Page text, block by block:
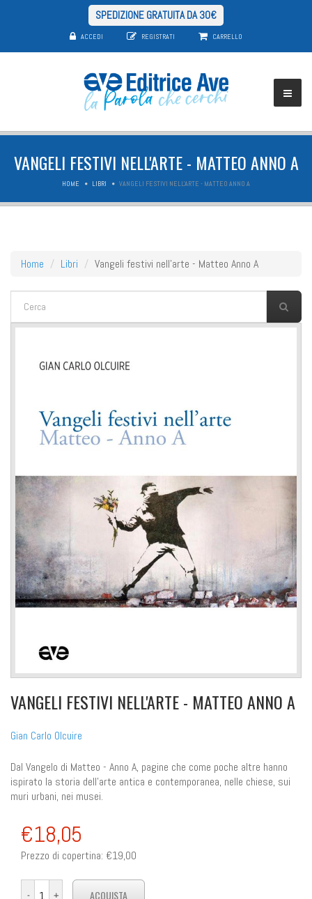
SPEDIZIONE GRATUITA DA 30€
ACCEDI REGISTRATI CARRELLO
VANGELI FESTIVI NELL'ARTE - MATTEO ANNO A
HOME LIBRI VANGELI FESTIVI NELL'ARTE - MATTEO ANNO A
Home Libri Vangeli festivi nell'arte - Matteo Anno A
FORM DI RICERCA
VANGELI FESTIVI NELL'ARTE - MATTEO ANNO A
Gian Carlo Olcuire
Dal Vangelo di Matteo - Anno A, pagine che come poche altre hanno
ispirato la storia dell'arte antica e contemporanea, nelle chiese, sui
muri urbani, nei musei.
€18,05
Prezzo di copertina: €19,00